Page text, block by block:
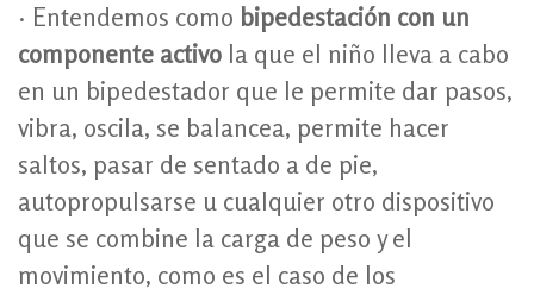
· Entendemos como bipedestación con un
componente activo la que el niño lleva a cabo
en un bipedestador que le permite dar pasos,
vibra, oscila, se balancea, permite hacer
saltos, pasar de sentado a de pie,
autopropulsarse u cualquier otro dispositivo
que se combine la carga de peso y el
movimiento, como es el caso de los